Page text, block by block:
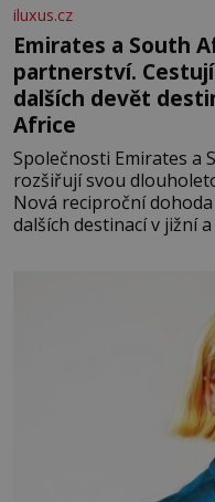
iluxus.cz
Emirates a South
partnerství.
dalších devět
Africe
Společnosti Emirates a
rozšiřují svou
Nová reciproční
dalších destinací v jižní